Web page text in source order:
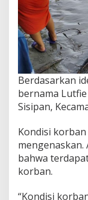
Berdasarkan
bernama
Sisipan,
Kondisi
bahwa
korban.
“Kondisi